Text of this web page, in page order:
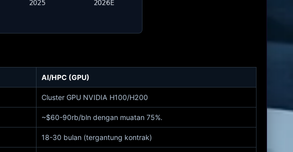
AI/HPC (GPU)
Cluster GPU NVIDIA H100/H200
~$60-90rb/bln dengan muatan 75%.
18-30 bulan (tergantung kontrak)